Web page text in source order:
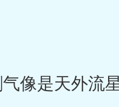
是天外流星